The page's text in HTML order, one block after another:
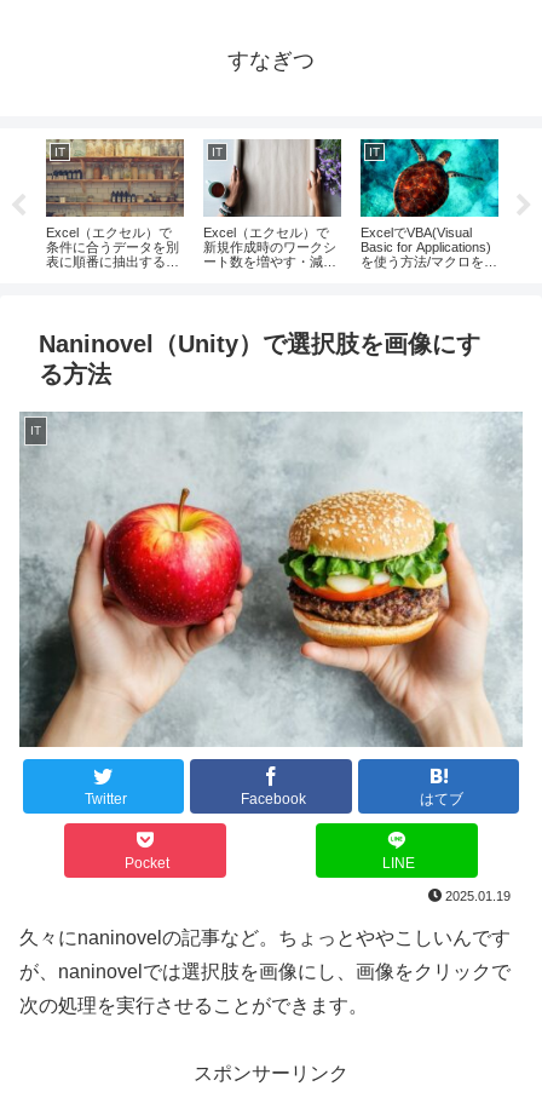
すなぎつ
IT
Excel（エクセル）で
条件に合うデータを別
表に順番に抽出する方
IT
Excel（エクセル）で
新規作成時のワークシ
ート数を増やす・減ら
IT
ExcelでVBA(Visual
Basic for Applications)
を使う方法/マクロを記
Naninovel（Unity）で選択肢を画像にす
る方法
IT
Twitter Facebook はてブ
Pocket LINE
2025.01.19
久々にnaninovelの記事など。ちょっとややこしいんです
が、naninovelでは選択肢を画像にし、画像をクリックで
次の処理を実行させることができます。
スポンサーリンク